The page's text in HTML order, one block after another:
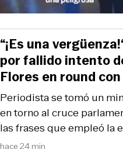
hace 24 min
Periodista se tomó un
en torno al cruce
las frases que empleó la
“¡Es una
por fallido intento
Flores en round